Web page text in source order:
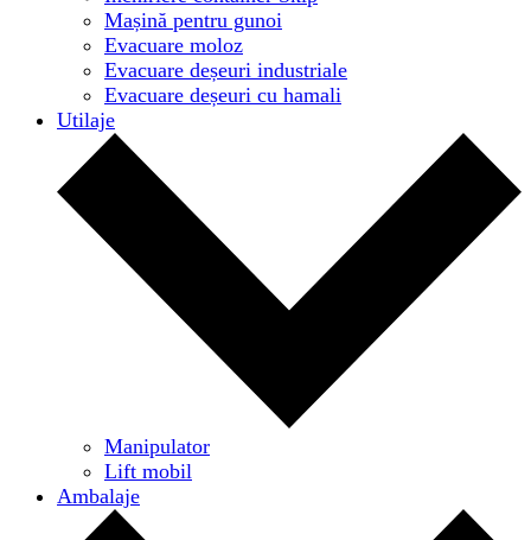
Mașină pentru gunoi
Evacuare moloz
Evacuare deșeuri industriale
Evacuare deșeuri cu hamali
Utilaje
Manipulator
Lift mobil
Ambalaje